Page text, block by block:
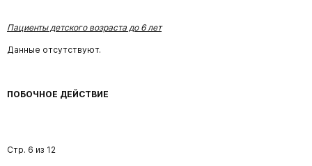
Пациенты детского возраста до 6 лет
Данные отсутствуют.
ПОБОЧНОЕ ДЕЙСТВИЕ
Стр. 6 из 12